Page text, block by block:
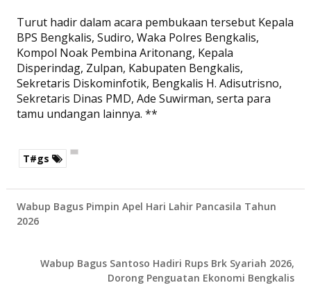
Turut hadir dalam acara pembukaan tersebut Kepala
BPS Bengkalis, Sudiro, Waka Polres Bengkalis,
Kompol Noak Pembina Aritonang, Kepala
Disperindag, Zulpan, Kabupaten Bengkalis,
Sekretaris Diskominfotik, Bengkalis H. Adisutrisno,
Sekretaris Dinas PMD, Ade Suwirman, serta para
tamu undangan lainnya. **
T#gs
Wabup Bagus Pimpin Apel Hari Lahir Pancasila Tahun
2026
Wabup Bagus Santoso Hadiri Rups Brk Syariah 2026,
Dorong Penguatan Ekonomi Bengkalis